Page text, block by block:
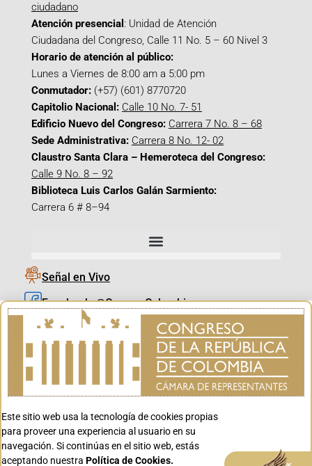
ciudadano
Atención presencial : Unidad de Atención
Ciudadana del Congreso, Calle 11 No. 5 – 60 Nivel 3
Horario de atención al público:
Lunes a Viernes de 8:00 am a 5:00 pm
Conmutador: (+57) (601) 8770720
Capitolio Nacional: Calle 10 No. 7- 51
Edificio Nuevo del Congreso: Carrera 7 No. 8 – 68
Sede Administrativa: Carrera 8 No. 12- 02
Claustro Santa Clara – Hemeroteca del Congreso:
Calle 9 No. 8 – 92
Biblioteca Luis Carlos Galán Sarmiento:
Carrera 6 # 8–94
Señal en Vivo
Facebook_@CamaraColombia
Instagram_@CamaraColombia
X_@CamaraColombia
Youtube_@CamaraColombia
Youtube_@CanalCongreso
Este sitio web usa la tecnología de cookies propias
para proveer una experiencia al usuario en su
navegación. Si continúas en el sitio web, estás
aceptando nuestra Política de Cookies. Aceptar